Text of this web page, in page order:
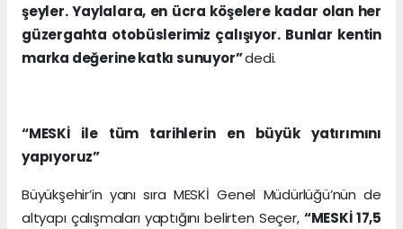
şeyler. Yaylalara, en ücra köşelere kadar olan her
güzergahta otobüslerimiz çalışıyor. Bunlar kentin
marka değerine katkı sunuyor”dedi.
“MESKİ ile tüm tarihlerin en büyük yatırımını
yapıyoruz”
Büyükşehir’in yanı sıra MESKİ Genel Müdürlüğü’nün de
altyapı çalışmaları yaptığını belirten Seçer, “MESKİ 17,5